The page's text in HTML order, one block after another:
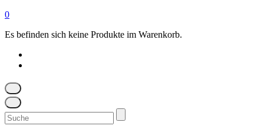
0
Es befinden sich keine Produkte im Warenkorb.
Suchen
nach: